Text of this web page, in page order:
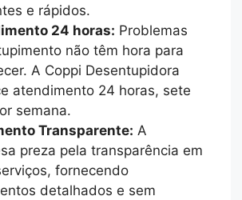
e rápidos.
24 horas: Problemas
não têm hora para
A Coppi Desentupidora
atendimento 24 horas, sete
semana.
Transparente: A
preza pela transparência em
fornecendo
detalhados e sem